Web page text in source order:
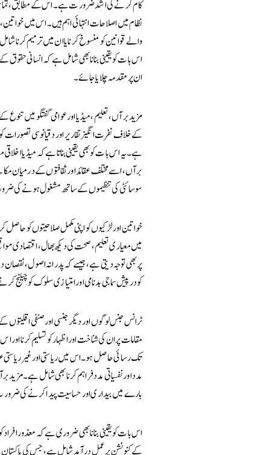
کام کرنے کی اشد ضرورت ہے۔ اس کے مطابق، تمام
نظام میں اصلاحات انتہائی اہم ہیں۔ اس میں
والے قوانین کو منسوخ کرنا یا ان میں ترمیم کرنا
اس بات کو یقینی بنانا بھی شامل ہے کہ انسانی حقوق
ان پر مقدمہ چلایا جائے۔
مزید برآں، تعلیم، میڈیا اور عوامی گفتگو میں
کے خلاف نفرت انگیز تقاریر اور دقیانوسی تصورات
ہے۔ یہ اس بات کو بھی یقینی بناتا ہے کہ میڈیا
برآں، اسے مختلف عقائد اور ثقافتوں کے درمیان
سوسائٹی کی تنظیموں کے ساتھ مشغول ہونے کی
خواتین اور لڑکیوں کو اپنی مکمل صلاحیتوں کو
میں معیاری تعلیم، صحت کی دیکھ بھال، اقتصادی
پر بھی توجہ دیتی ہے، جیسے کہ پدرانہ اصول،
کو درپیش سماجی بدنامی اور امتیازی سلوک کو
ٹرانس جنس لوگوں اور دیگر جنسی اور صنفی
مقامات پر ان کی شناخت اور اظہار کو تسلیم کرنا اور
تک رسائی حاصل ہو۔ اس میں ریاستی اور غیر ریاستی
مدد اور نفسیاتی مدد فراہم کرنا بھی شامل ہے۔
بارے میں بیداری اور حساسیت پیدا کرنے کی
اس بات کو یقینی بنانا بھی ضروری ہے کہ معذور